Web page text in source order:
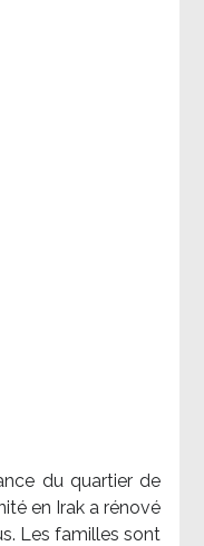
du quartier de
en Irak a rénové
Les familles sont